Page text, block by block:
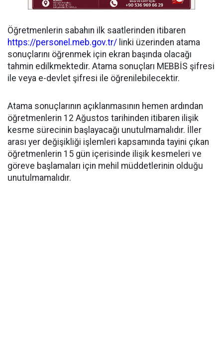
Öğretmenlerin sabahın ilk saatlerinden itibaren
https://personel.meb.gov.tr/ linki üzerinden atama
sonuçlarını öğrenmek için ekran başında olacağı
tahmin edilkmektedir. Atama sonuçları MEBBİS şifresi
ile veya e-devlet şifresi ile öğrenilebilecektir.
Atama sonuçlarının açıklanmasının hemen ardından
öğretmenlerin 12 Ağustos tarihinden itibaren ilişik
kesme sürecinin başlayacağı unutulmamalıdır. İller
arası yer değişikliği işlemleri kapsamında tayini çıkan
öğretmenlerin 15 gün içerisinde ilişik kesmeleri ve
göreve başlamaları için mehil müddetlerinin olduğu
unutulmamalıdır.